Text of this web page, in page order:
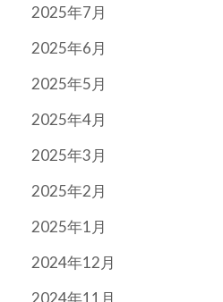
2025年7月
2025年6月
2025年5月
2025年4月
2025年3月
2025年2月
2025年1月
2024年12月
2024年11月